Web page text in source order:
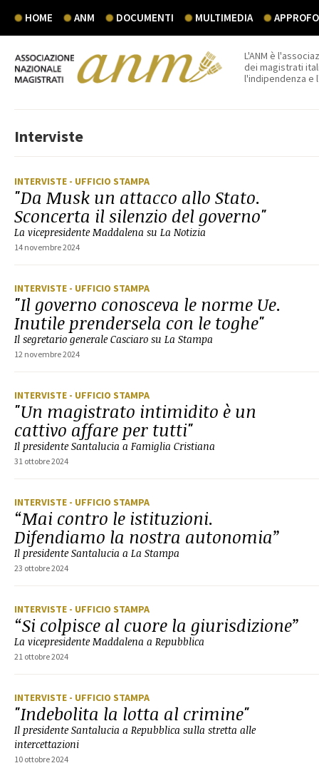
HOME ANM DOCUMENTI MULTIMEDIA
L'ANM è
dei magistrati
l'indipendenza e
Interviste
INTERVISTE - UFFICIO STAMPA
"Da Musk un attacco allo Stato.
Sconcerta il silenzio del governo"
La vicepresidente Maddalena su La Notizia
14 novembre 2024
INTERVISTE - UFFICIO STAMPA
"Il governo conosceva le norme Ue.
Inutile prendersela con le toghe"
Il segretario generale Casciaro su La Stampa
12 novembre 2024
INTERVISTE - UFFICIO STAMPA
"Un magistrato intimidito è un
cattivo affare per tutti"
Il presidente Santalucia a Famiglia Cristiana
31 ottobre 2024
INTERVISTE - UFFICIO STAMPA
“Mai contro le istituzioni.
Difendiamo la nostra autonomia”
Il presidente Santalucia a La Stampa
23 ottobre 2024
INTERVISTE - UFFICIO STAMPA
“Si colpisce al cuore la giurisdizione”
La vicepresidente Maddalena a Repubblica
21 ottobre 2024
INTERVISTE - UFFICIO STAMPA
"Indebolita la lotta al crimine"
Il presidente Santalucia a Repubblica sulla stretta alle
intercettazioni
10 ottobre 2024